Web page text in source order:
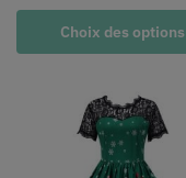
Choix des options